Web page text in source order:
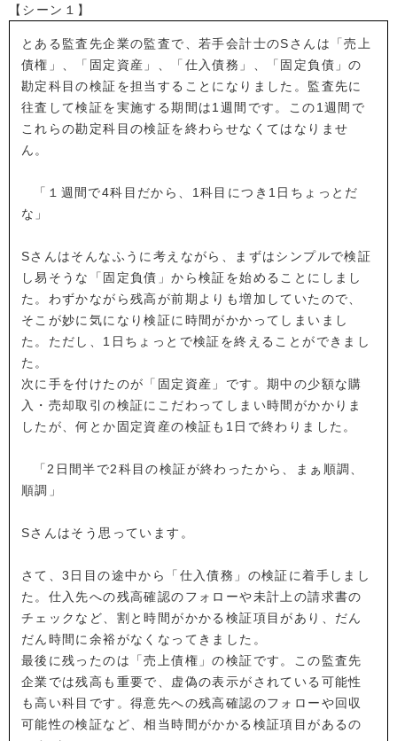
【シーン１】
とある監査先企業の監査で、若手会計士のSさんは「売上
債権」、「固定資産」、「仕入債務」、「固定負債」の
勘定科目の検証を担当することになりました。監査先に
往査して検証を実施する期間は1週間です。この1週間で
これらの勘定科目の検証を終わらせなくてはなりませ
ん。
「１週間で4科目だから、1科目につき1日ちょっとだ
な」
Sさんはそんなふうに考えながら、まずはシンプルで検証
し易そうな「固定負債」から検証を始めることにしまし
た。わずかながら残高が前期よりも増加していたので、
そこが妙に気になり検証に時間がかかってしまいまし
た。ただし、1日ちょっとで検証を終えることができまし
た。
次に手を付けたのが「固定資産」です。期中の少額な購
入・売却取引の検証にこだわってしまい時間がかかりま
したが、何とか固定資産の検証も1日で終わりました。
「2日間半で2科目の検証が終わったから、まぁ順調、
順調」
Sさんはそう思っています。
さて、3日目の途中から「仕入債務」の検証に着手しまし
た。仕入先への残高確認のフォローや未計上の請求書の
チェックなど、割と時間がかかる検証項目があり、だん
だん時間に余裕がなくなってきました。
最後に残ったのは「売上債権」の検証です。この監査先
企業では残高も重要で、虚偽の表示がされている可能性
も高い科目です。得意先への残高確認のフォローや回収
可能性の検証など、相当時間がかかる検証項目があるの